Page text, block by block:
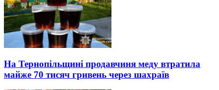
На Тернопільщині продавчиня меду втратила
майже 70 тисяч гривень через шахраїв